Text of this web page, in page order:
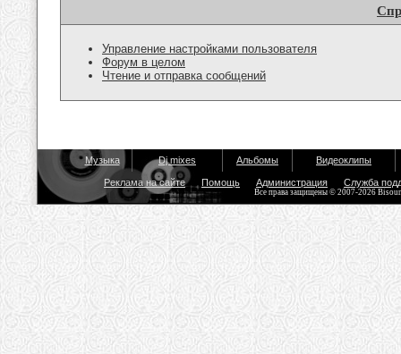
Управление настройками пользователя
Форум в целом
Чтение и отправка сообщений
Музыка Dj mixes Альбомы Видеоклипы
Реклама на сайте Помощь Администрация Служба
Все права защищены © 2007-2026